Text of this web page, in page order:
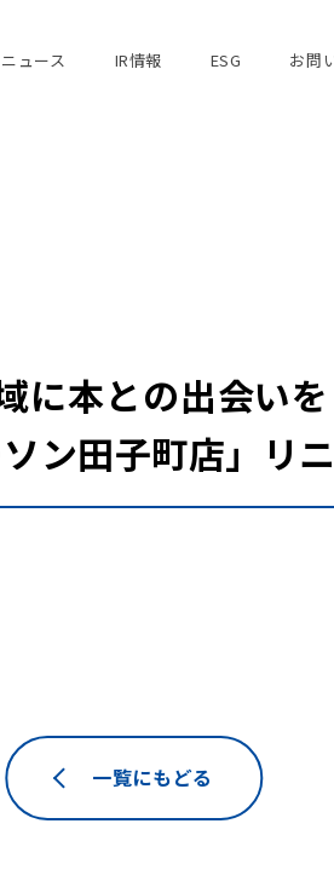
ニュース IR情報 ESG お問
に本との出会い
ン田子町店」リ
一覧にもどる